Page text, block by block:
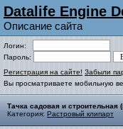
Datalife Engine
Описание сайта
Логин:
Пароль:
Регистрация на сайте! Забыли
Вы просматриваете мобильную
Тачка садовая и строительная
Категория: Растровый клипарт